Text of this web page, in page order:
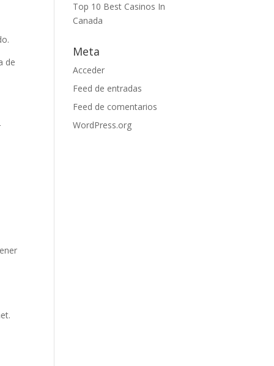
de
Top 10 Best Casinos In
Canada
Meta
Acceder
Feed de entradas
Feed de comentarios
WordPress.org